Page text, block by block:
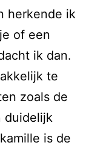
herkende ik
of een
ik dan.
te
zoals de
duidelijk
is de